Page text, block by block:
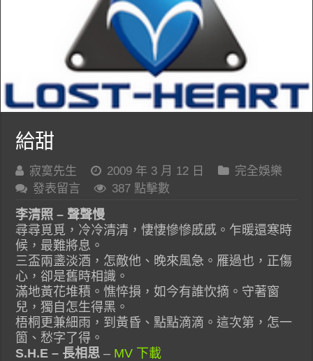
給甜
寂寞先生 2009 年 3 月 12 日
完全娛樂
發表留言
387 點擊數
李清照 – 聲聲慢
尋尋覓覓，冷冷清清，悽悽慘慘慼慼。乍暖還寒時
候，最難將息。
三盃兩盞淡酒，怎敵他、晚來風急。雁過也，正傷
心，卻是舊時相識。
滿地黃花堆積。憔悴損，如今有誰忺摘。守著窗
兒，獨自怎生得黑。
梧桐更兼細雨，到黃昏、點點滴滴。這次第，怎一
箇、愁字了得。
S.H.E – 長相思 – MV 下載